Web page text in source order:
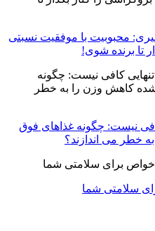
محبوبیت با موفقیت نسبتی
تا برنده شوی!
نیست: چگونه غذاهای فوق
خطر می اندازند؟
سلامتی شما